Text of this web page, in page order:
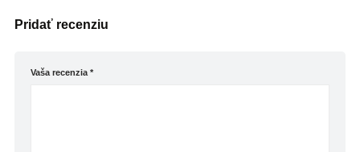
Pridať recenziu
Vaša recenzia*